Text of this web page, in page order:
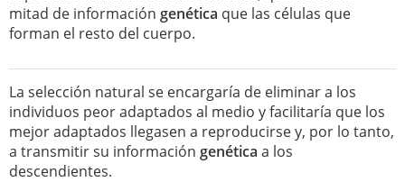
mitad de información genética que las células que
forman el resto del cuerpo.
La selección natural se encargaría de eliminar a los
individuos peor adaptados al medio y facilitaría que los
mejor adaptados llegasen a reproducirse y, por lo tanto,
a transmitir su información genética a los
descendientes.